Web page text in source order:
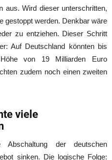
aus. Wird dieser unterschritten,
gestoppt werden. Denkbar wäre
zu entziehen. Dieser Schritt
Auf Deutschland könnten bis
von 19 Milliarden Euro
zudem noch einen zweiten
viele
der deutschen
sinken. Die logische Folge: